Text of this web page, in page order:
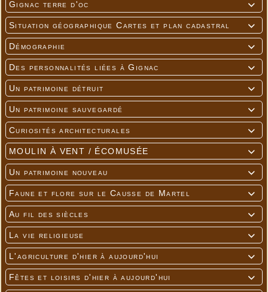

Gignac terre d'oc

Situation géographique Cartes et plan cadastral

Démographie

Des personnalités liées à Gignac

Un patrimoine détruit

Un patrimoine sauvegardé

Curiosités architecturales

MOULIN À VENT / ÉCOMUSÉE

Un patrimoine nouveau

Faune et flore sur le Causse de Martel

Au fil des siècles

La vie religieuse

L'agriculture d'hier à aujourd'hui

Fêtes et loisirs d'hier à aujourd'hui